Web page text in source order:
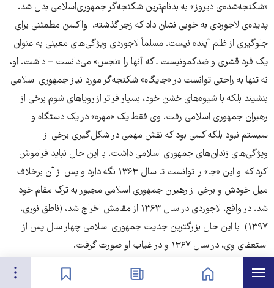
فهرست نشان‌گذاشته‌ها
«شکنجه‌شده‌ی دیروز» به بدنام‌ترین شکنجه‌گر جمهوری‌اسلامی بدل شد.
پدیده‌ی لاجوردی به خوبی نشان داد که زجر گذشته، واکسن مطمئنی برای
جلوگیری از ظلم آینده نیست. مسلماً لاجوردی ویژگی‌های معینی به عنوان
یک فرد قشری و ضدکمونیست ـ که آنها را «نجس» می‌دانست – داشت. او،
نه تنها به راحتی ‌توانست در «جایگاه» شکنجه‌گر مورد نیاز جمهوری اسلامی
بنشیند بلکه با شیوه‌های خشن خود، بسیار فراتر از رویاهای شوم برخی از
رهبران جمهوری اسلامی رفت. وی فقط یک «مهره» در یک دستگاه و
سیستم نبود بلکه کسی بود که نقش مهمی در شکل‌گیری برخی از
ویژگی‌های زندان‌های جمهوری اسلامی داشت. با این حال نباید فراموش
کرد که او این «جا» را توانست تا سال ۱۳۶۳ نگه دارد و پس از آن برخلاف
میل خودش و برخی از رهبران جمهوری اسلامی مجبور به ترک مقام خود
شد. در واقع، لاجوردی در سال ۱۳۶۳ از مقامش اخراج شد، (ناطق نوری،
۱۳۹۷) با این حال بزرگترین جنایت جمهوری اسلامی چهار سال پس از
استعفای وی، در سال ۱۳۶۷ و در غیاب او صورت گرفت.
موضوع مصاحبه‌ی فاطمه صادقی با اندیشه پویا، که در آن بدون توافق قبلی